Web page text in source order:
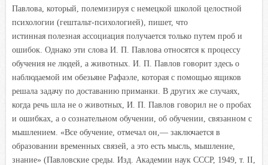
Павлова, который, полемизируя с немецкой школой целостной
психологии (гештальт-психологией), пишет, что
истинная полезная ассоциация получается только путем проб и
ошибок. Однако эти слова И. П. Павлова относятся к процессу
обучения не людей, а животных. И. П. Павлов говорит здесь о
наблюдаемой им обезьяне Рафаэле, которая с помощью ящиков
решала задачу по доставанию приманки. В других же случаях,
когда речь шла не о животных, И. П. Павлов говорил не о пробах
и ошибках, а о сознательном обучении, об обучении, связанном с
мышлением. «Все обучение, отмечал он,— заключается в
образовании временных связей, а это есть мысль, мышление,
знание» (Павловские среды. Изд. Академии наук СССР, 1949, т. II,